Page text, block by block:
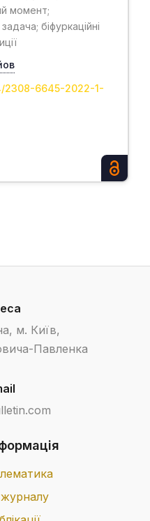
момент;
біфуркаційні
2308-6645-2022-1-
м. Київ,
Павленка
журналу